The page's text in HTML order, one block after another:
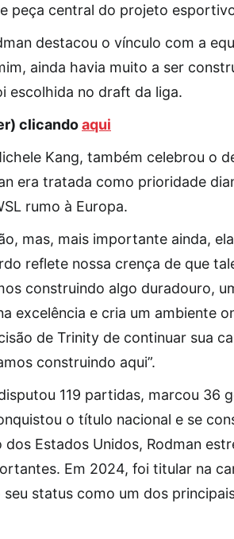
peça central do projeto
destacou o vínculo com a
ainda havia muito a ser
escolhida no draft da liga.
clicandoaqui
Kang, também celebrou o
era tratada como prioridade
rumo à Europa.
mas, mais importante ainda,
reflete nossa crença de que
construindo algo duradouro,
excelência e cria um ambiente
de Trinity de continuar sua
construindo aqui”.
119 partidas, marcou 36
o título nacional e se
dos Estados Unidos, Rodman
Em 2024, foi titular na
status como um dos